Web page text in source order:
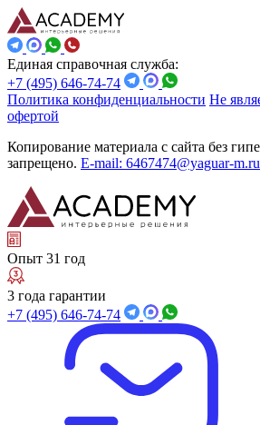
Единая справочная служба:
+7 (495) 646-74-74
Политика конфиденциальности Не
офертой
Копирование материала с сайта без
запрещено. E-mail: 6467474@yaguar-m.ru
Опыт 31 год
3 года гарантии
+7 (495) 646-74-74